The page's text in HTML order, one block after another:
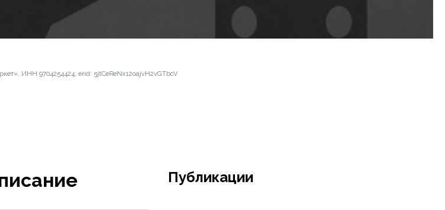
ИНН 9704254424, erid: 5jtCeReNx12oajvH2vGTbcV
Публикации